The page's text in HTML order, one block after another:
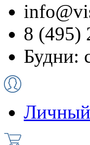
8 (495)
Будни:
Личный